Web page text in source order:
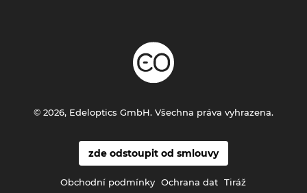
zde odstoupit od smlouvy
Obchodní podmínky Ochrana dat Tiráž
© 2026, Edeloptics GmbH. Všechna práva vyhrazena.